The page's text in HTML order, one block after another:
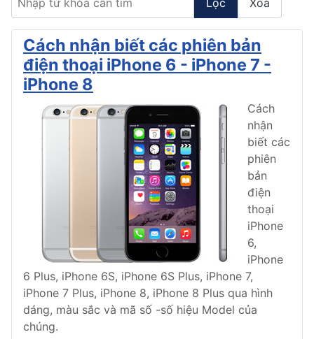
Cách nhận biết các phiên bản
điện thoại iPhone 6 - iPhone 7 -
iPhone 8
Cách
nhận
biết các
phiên
bản
điện
thoại
iPhone
6,
iPhone
6 Plus, iPhone 6S, iPhone 6S Plus, iPhone 7,
iPhone 7 Plus, iPhone 8, iPhone 8 Plus qua hình
dáng, màu sắc và mã số -số hiệu Model của
chúng.